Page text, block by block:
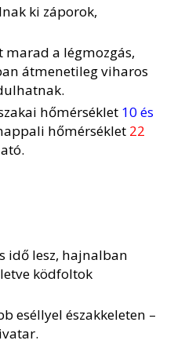
ki záporok,
a légmozgás,
átmenetileg viharos
hőmérséklet 10 és
hőmérséklet 22
idő lesz, hajnalban
ködfoltok
eséllyel északkeleten –